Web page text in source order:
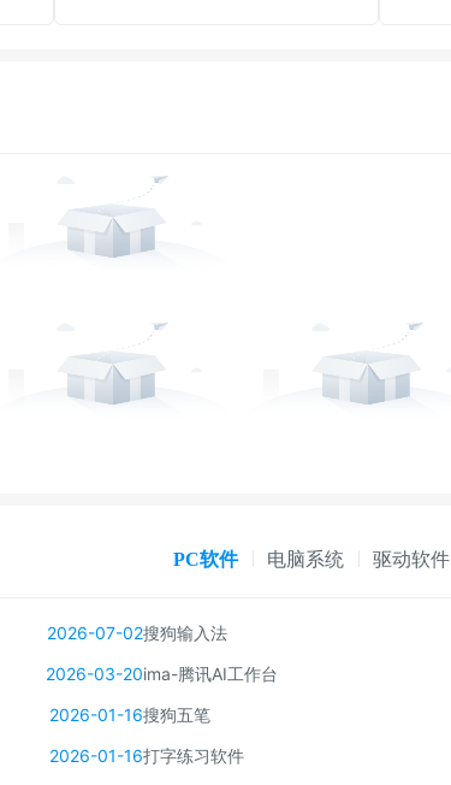
PC软件 电脑系统 驱动软件
2026-07-02搜狗输入法
2026-03-20ima-腾讯AI工作台
2026-01-16搜狗五笔
2026-01-16打字练习软件